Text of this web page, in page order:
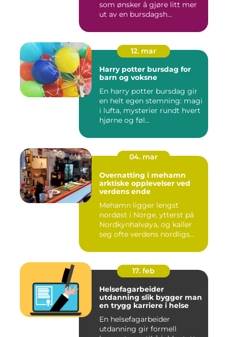
som ønsker å gjøre litt mer
ut av en bursdagsh...
12. mar
Harry potter bursdag for
barn og voksne
En harry potter bursdag gir
en helt egen stemning: magi
i lufta, mysterier rundt hvert
hjørne og føl...
04. mar
Overnatting i mehamn
arktiske opplevelser ved
verdens ende
Mehamn ligger lengst
nordøst i Norge, ytterst på
Nordkynhalvøya, og kaller
seg ofte verdens nordligs...
17. feb
Helsefagarbeider
utdanning slik bygger man
en trygg karriere i helse
En helsefagarbeider
utdanning gir formell